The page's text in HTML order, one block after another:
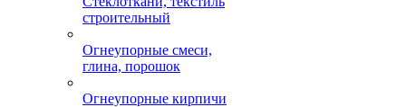
строительный
Огнеупорные смеси,
глина, порошок
Огнеупорные кирпичи